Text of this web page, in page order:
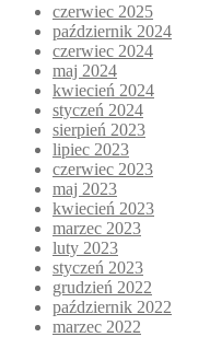
czerwiec 2025
październik 2024
czerwiec 2024
maj 2024
kwiecień 2024
styczeń 2024
sierpień 2023
lipiec 2023
czerwiec 2023
maj 2023
kwiecień 2023
marzec 2023
luty 2023
styczeń 2023
grudzień 2022
październik 2022
marzec 2022